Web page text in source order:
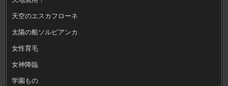
天空のエスカフローネ
太陽の船ソルビアンカ
女性育毛
女神降臨
学園もの